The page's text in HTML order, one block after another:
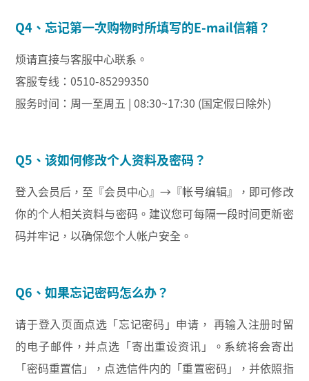
Q4、忘记第一次购物时所填写的E-mail信箱？
烦请直接与客服中心联系。
客服专线：0510-85299350
服务时间：周一至周五 | 08:30~17:30 (国定假日除外)
Q5、该如何修改个人资料及密码？
登入会员后，至『会员中心』→『帐号编辑』，即可修改
你的个人相关资料与密码。建议您可每隔一段时间更新密
码并牢记，以确保您个人帐户安全。
Q6、如果忘记密码怎么办？
请于登入页面点选「忘记密码」申请， 再输入注册时留
的电子邮件，并点选「寄出重设资讯」。系统将会寄出
「密码重置信」，点选信件内的「重置密码」，并依照指